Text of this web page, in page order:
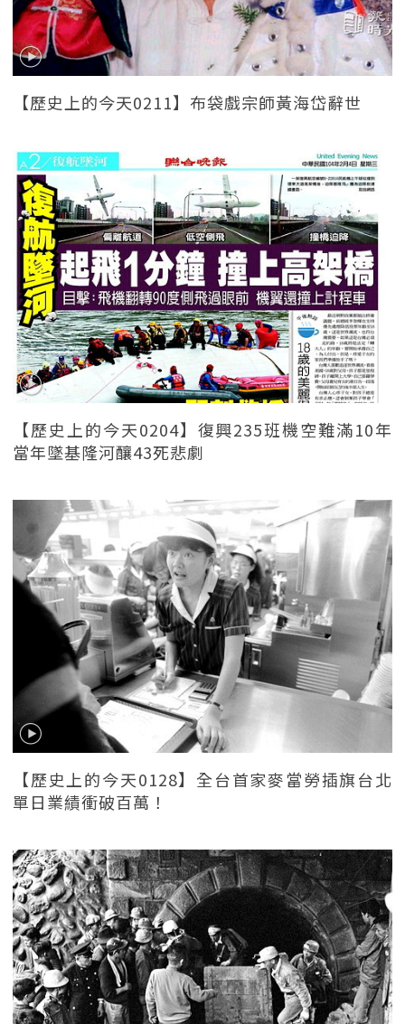
【歷史上的今天0211】布袋戲宗師黃海岱辭世
【歷史上的今天0204】復興235班機空難滿10年
當年墜基隆河釀43死悲劇
【歷史上的今天0128】全台首家麥當勞插旗台北
單日業績衝破百萬！